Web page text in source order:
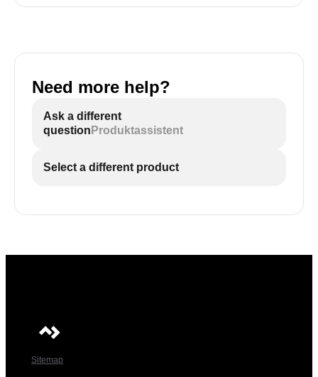
Need more help?
Ask a different
question Produktassistent
Select a different product
Sitemap